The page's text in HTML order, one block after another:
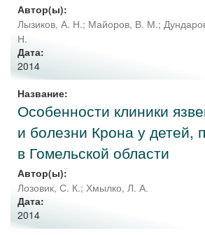
Автор(ы):
Лызиков, А. Н.; Майоров, В. М.;
Н.
Дата:
2014
Название:
Особенности клиники
и болезни Крона у детей,
в Гомельской области
Автор(ы):
Лозовик, С. К.; Хмылко, Л. А.
Дата:
2014